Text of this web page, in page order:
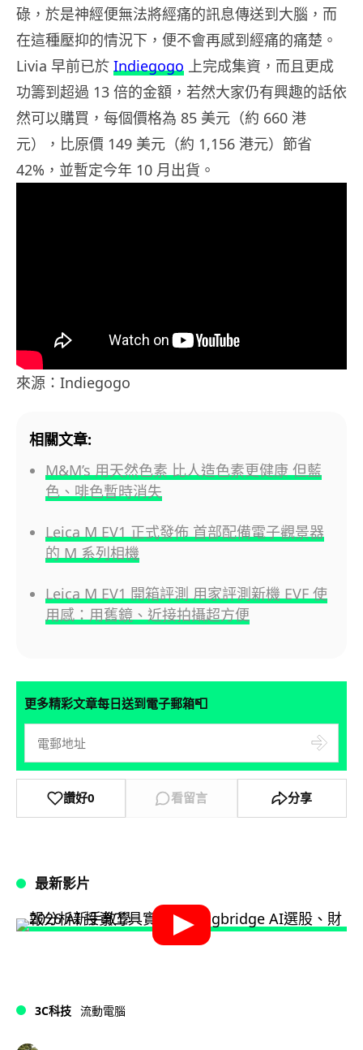
碌，於是神經便無法將經痛的訊息傳送到大腦，而
在這種壓抑的情況下，便不會再感到經痛的痛楚。
Livia 早前已於 Indiegogo 上完成集資，而且更成
功籌到超過 13 倍的金額，若然大家仍有興趣的話依
然可以購買，每個價格為 85 美元（約 660 港
元），比原價 149 美元（約 1,156 港元）節省
42%，並暫定今年 10 月出貨。
來源：Indiegogo
相關文章:
M&M’s 用天然色素 比人造色素更健康 但藍
色、啡色暫時消失
Leica M EV1 正式發佈 首部配備電子觀景器
的 M 系列相機
Leica M EV1 開箱評測 用家評測新機 EVF 使
用感：用舊鏡、近接拍攝超方便
更多精彩文章每日送到電子郵箱📮
讚好0 看留言 分享
最新影片
3C科技 流動電腦